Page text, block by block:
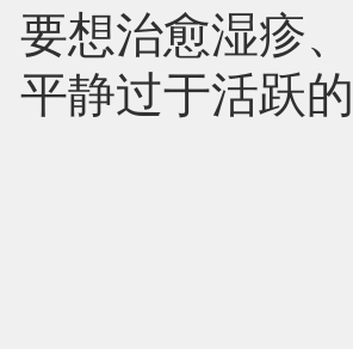
要想治愈湿疹
平静过于活跃